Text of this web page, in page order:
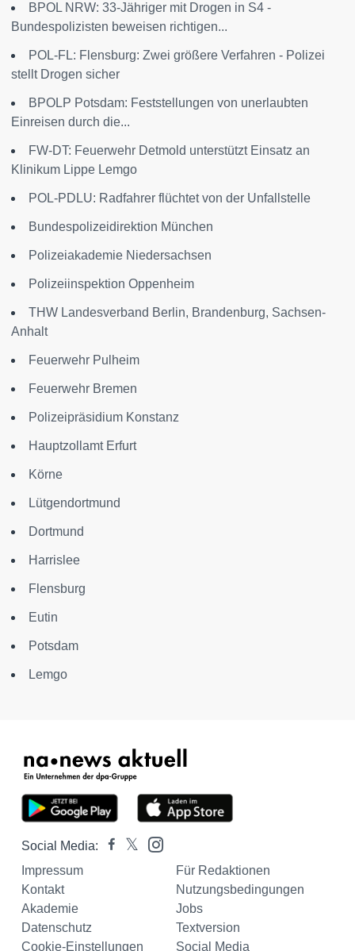
BPOL NRW: 33-Jähriger mit Drogen in S4 -
Bundespolizisten beweisen richtigen...
POL-FL: Flensburg: Zwei größere Verfahren - Polizei
stellt Drogen sicher
BPOLP Potsdam: Feststellungen von unerlaubten
Einreisen durch die...
FW-DT: Feuerwehr Detmold unterstützt Einsatz an
Klinikum Lippe Lemgo
POL-PDLU: Radfahrer flüchtet von der Unfallstelle
Bundespolizeidirektion München
Polizeiakademie Niedersachsen
Polizeiinspektion Oppenheim
THW Landesverband Berlin, Brandenburg, Sachsen-
Anhalt
Feuerwehr Pulheim
Feuerwehr Bremen
Polizeipräsidium Konstanz
Hauptzollamt Erfurt
Körne
Lütgendortmund
Dortmund
Harrislee
Flensburg
Eutin
Potsdam
Lemgo
Social Media:
Impressum
Für Redaktionen
Kontakt
Nutzungsbedingungen
Akademie
Jobs
Datenschutz
Textversion
Cookie-Einstellungen
Social Media